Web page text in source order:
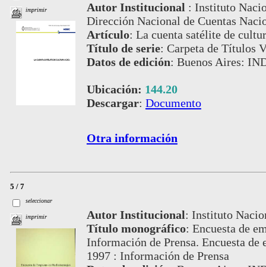
imprimir Autor Institucional : Instituto
Dirección Nacional de Cuentas
Artículo: La cuenta satélite de
Título de serie: Carpeta de Títulos
Datos de edición: Buenos Aires:
Ubicación: 144.20
Descargar: Documento
Otra información
5 / 7
seleccionar
imprimir Autor Institucional: Instituto
Título monográfico: Encuesta de
Información de Prensa. Encuesta
1997 : Información de Prensa